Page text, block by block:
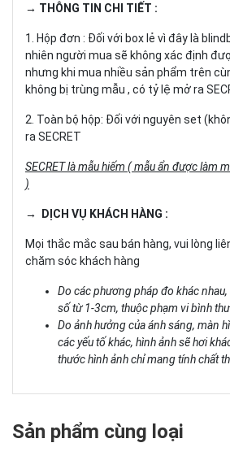
→ THÔNG TIN CHI TIẾT :
1. Hộp đơn : Đối với box lẻ vì đây là
nhiên người mua sẽ không xác định
nhưng khi mua nhiều sản phẩm trên
không bị trùng mẫu , có tỷ lệ mở ra
2. Toàn bộ hộp: Đối với nguyên set
ra SECRET
SECRET là mẫu hiếm ( mẫu ẩn được làm
)
→ DỊCH VỤ KHÁCH HÀNG :
Mọi thắc mắc sau bán hàng, vui lòng
chăm sóc khách hàng
Do các phương pháp đo khác
số từ 1-3cm, thuộc phạm vi bình
Do ảnh hưởng của ánh sáng, màn
các yếu tố khác, hình ảnh sẽ hơi
thước hình ảnh chỉ mang tính chất
Sản phẩm cùng loại